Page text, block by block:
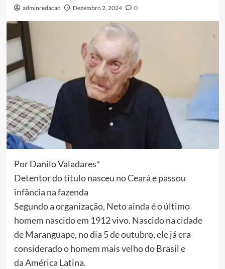
adminredacao Dezembro 2, 2024 0
Por Danilo Valadares*
Detentor do título nasceu no Ceará e passou
infância na fazenda
Segundo a organização, Neto ainda é o último
homem nascido em 1912 vivo. Nascido na cidade
de Maranguape, no dia 5 de outubro, ele já era
considerado o homem mais velho do Brasil e
da América Latina.